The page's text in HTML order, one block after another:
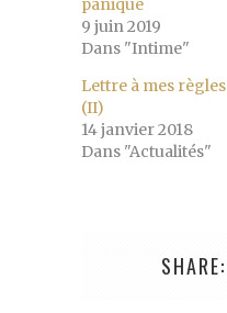
panique
9 juin 2019
Dans "Intime"
Lettre à mes règles
(II)
14 janvier 2018
Dans "Actualités"
SHARE: